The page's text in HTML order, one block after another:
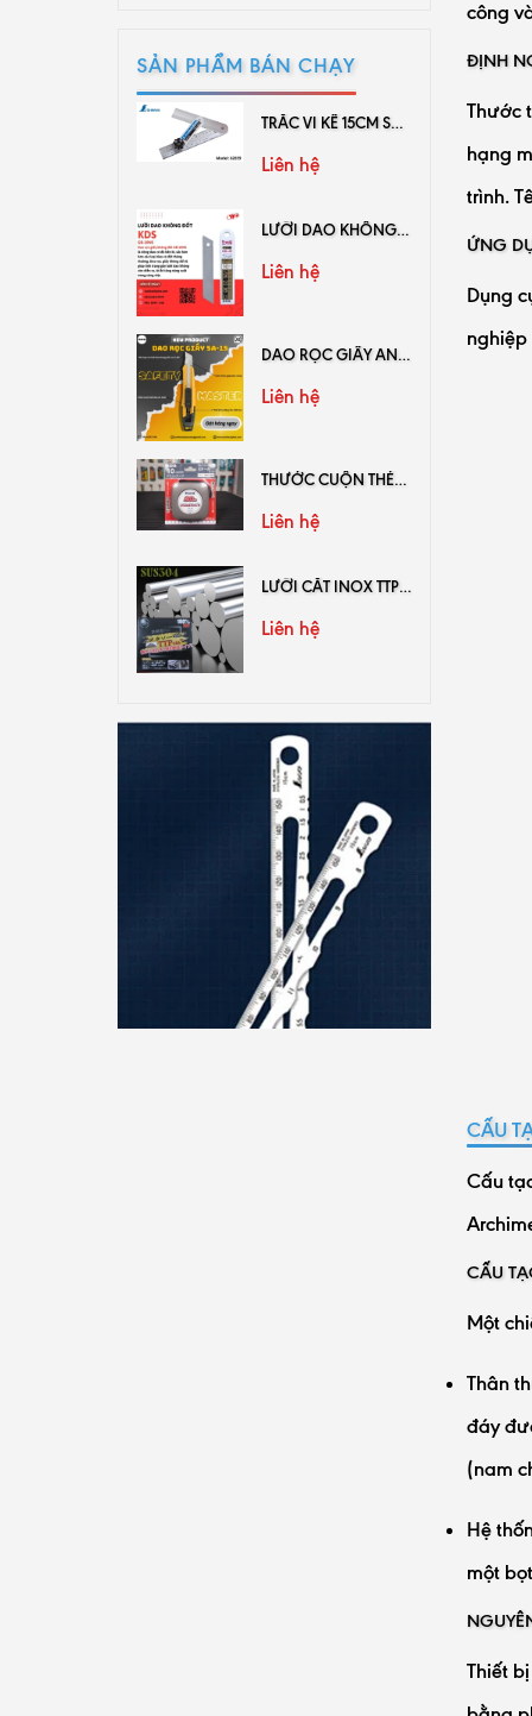
công
ĐỊNH
Thước
hạng
trình.
ỨNG
Dụng
nghiệp
CẤU
Cấu
CẤU
Một
Thân
đáy
(nam
Hệ
một
Thiết
SẢN PHẨM BÁN CHẠY
TRẮC VI KẾ 15CM SHINWA 62659
Liên hệ
LƯỠI DAO KHÔNG ĐỐT GB-10NS
Liên hệ
DAO RỌC GIẤY AN TOÀN SAFETY MASTER SA-15
Liên hệ
THƯỚC CUỘN THÉP KDS HỆ MÉT KL10-20
Liên hệ
LƯỠI CẮT INOX TTPUSA
Liên hệ